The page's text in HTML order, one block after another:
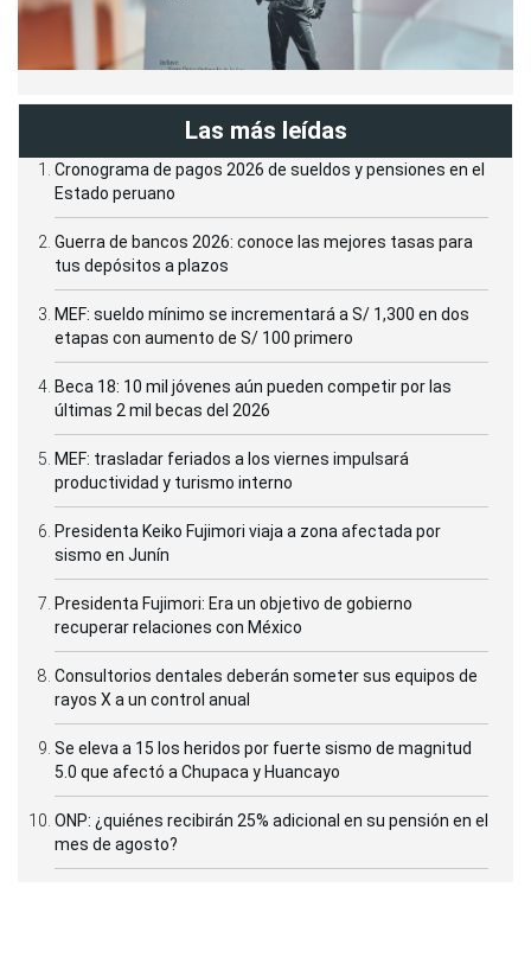
Las más leídas
Cronograma de pagos 2026 de sueldos y pensiones en el
Estado peruano
Guerra de bancos 2026: conoce las mejores tasas para
tus depósitos a plazos
MEF: sueldo mínimo se incrementará a S/ 1,300 en dos
etapas con aumento de S/ 100 primero
Beca 18: 10 mil jóvenes aún pueden competir por las
últimas 2 mil becas del 2026
MEF: trasladar feriados a los viernes impulsará
productividad y turismo interno
Presidenta Keiko Fujimori viaja a zona afectada por
sismo en Junín
Presidenta Fujimori: Era un objetivo de gobierno
recuperar relaciones con México
Consultorios dentales deberán someter sus equipos de
rayos X a un control anual
Se eleva a 15 los heridos por fuerte sismo de magnitud
5.0 que afectó a Chupaca y Huancayo
ONP: ¿quiénes recibirán 25% adicional en su pensión en el
mes de agosto?